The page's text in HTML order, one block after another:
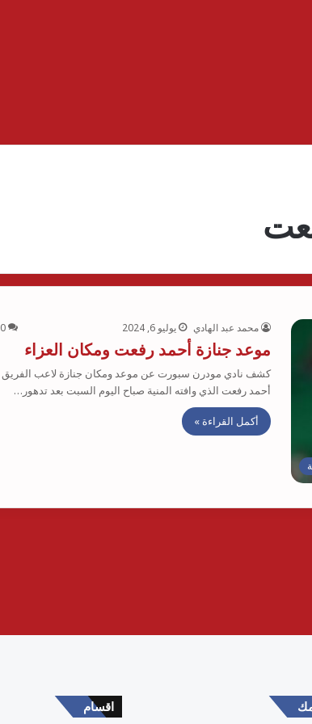
محمد عبد الهادي يوليو 6, 2024 0
موعد جنازة أحمد رفعت ومكان العزاء
كشف نادي مودرن سبورت عن موعد ومكان جنازة لاعب الفريق
أحمد رفعت الذي وافته المنية صباح اليوم السبت بعد تدهور…
أكمل القراءة »
اقسام